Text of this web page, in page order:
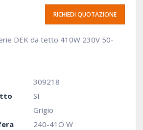
RICHIEDI QUOTAZIONE
DEK da tetto 410W 230V 50-
309218
SI
Grigio
240-41O W